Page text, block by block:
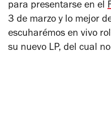
para presentarse en el
3 de marzo y lo mejor
escuharémos en vivo
su nuevo LP, del cual